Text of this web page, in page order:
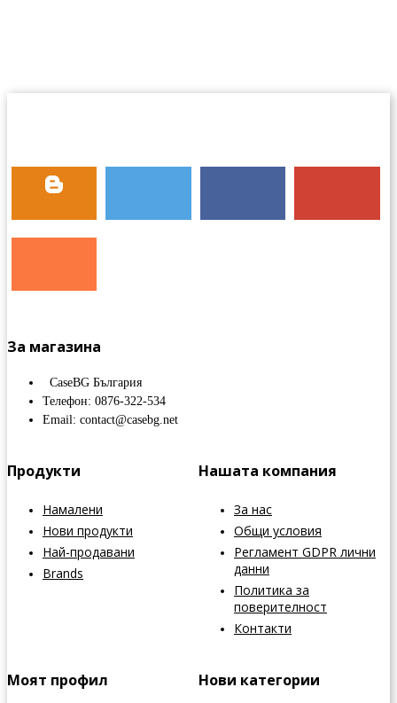
За магазина
CaseBG България
Телефон: 0876-322-534
Email: contact@casebg.net
Продукти
Намалени
Нови продукти
Най-продавани
Brands
Нашата компания
За нас
Общи условия
Регламент GDPR лични
данни
Политика за
поверителност
Контакти
Моят профил Нови категории